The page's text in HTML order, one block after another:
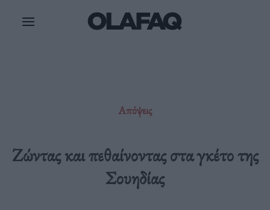
Απόψεις
Ζώντας και πεθαίνοντας στα γκέτο της
Σουηδίας